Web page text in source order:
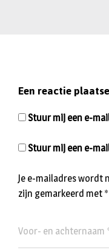
Een reactie
Je e-mailadres wordt
zijn gemarkeerd met *
Stuur mij een e-
Stuur mij een e-